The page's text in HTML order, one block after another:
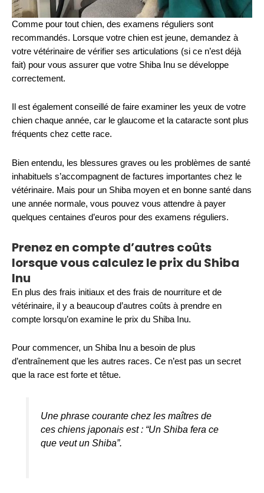
Comme pour tout chien, des examens réguliers sont
recommandés. Lorsque votre chien est jeune, demandez à
votre vétérinaire de vérifier ses articulations (si ce n’est déjà
fait) pour vous assurer que votre Shiba Inu se développe
correctement.
Il est également conseillé de faire examiner les yeux de votre
chien chaque année, car le glaucome et la cataracte sont plus
fréquents chez cette race.
Bien entendu, les blessures graves ou les problèmes de santé
inhabituels s’accompagnent de factures importantes chez le
vétérinaire. Mais pour un Shiba moyen et en bonne santé dans
une année normale, vous pouvez vous attendre à payer
quelques centaines d’euros pour des examens réguliers.
Prenez en compte d’autres coûts
lorsque vous calculez le prix du Shiba
Inu
En plus des frais initiaux et des frais de nourriture et de
vétérinaire, il y a beaucoup d’autres coûts à prendre en
compte lorsqu’on examine le prix du Shiba Inu.
Pour commencer, un Shiba Inu a besoin de plus
d’entraînement que les autres races. Ce n’est pas un secret
que la race est forte et têtue.
Une phrase courante chez les maîtres de
ces chiens japonais est : “Un Shiba fera ce
que veut un Shiba”.